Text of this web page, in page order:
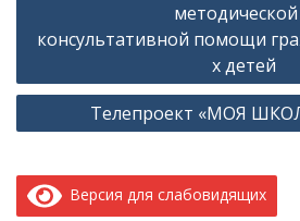
записям
консультативной помощи
х детей
Телепроект «МОЯ
Версия для слабовидящих